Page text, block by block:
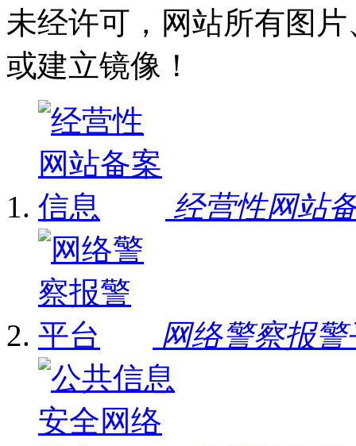
未经许可，网站所有图
或建立镜像！
经营性网站
网络警察报警